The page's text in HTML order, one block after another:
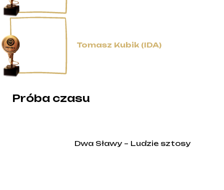
Tomasz Kubik (IDA)
Próba czasu
Dwa Sławy – Ludzie sztosy